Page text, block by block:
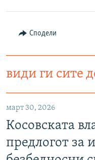
Сподели
види ги сите
март 30, 2026
Косовската
предлогот за